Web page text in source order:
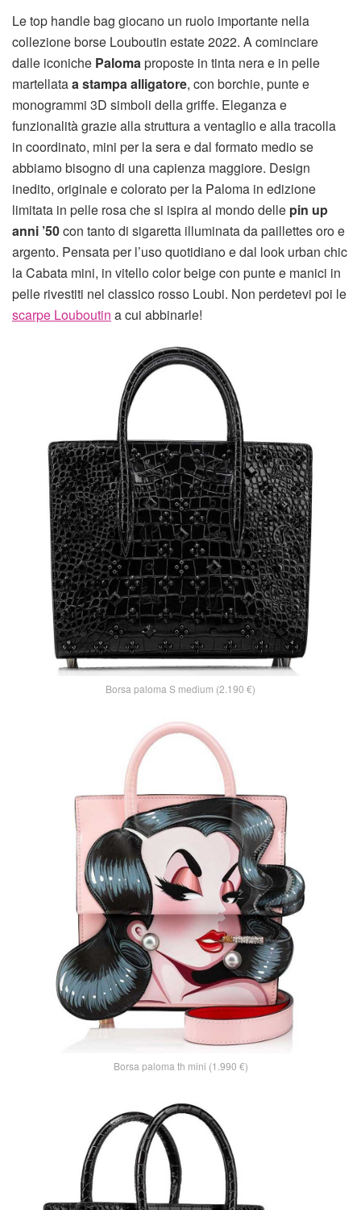
Le top handle bag giocano un ruolo importante nella
collezione borse Louboutin estate 2022. A cominciare
dalle iconiche Paloma proposte in tinta nera e in pelle
martellataa stampa alligatore, con borchie, punte e
monogrammi 3D simboli della griffe. Eleganza e
funzionalità grazie alla struttura a ventaglio e alla tracolla
in coordinato, mini per la sera e dal formato medio se
abbiamo bisogno di una capienza maggiore. Design
inedito, originale e colorato per la Paloma in edizione
limitata in pelle rosa che si ispira al mondo delle pin up
anni ’50con tanto di sigaretta illuminata da paillettes oro e
argento. Pensata per l’uso quotidiano e dal look urban chic
la Cabata mini, in vitello color beige con punte e manici in
pelle rivestiti nel classico rosso Loubi. Non perdetevi poi le
scarpe Louboutin a cui abbinarle!
Borsa paloma S medium (2.190 €)
Borsa paloma th mini (1.990 €)